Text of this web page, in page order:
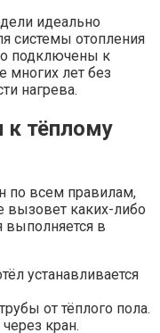
идеально
системы отопления
подключены к
многих лет без
нагрева.
к тёплому
по всем правилам,
вызовет каких-либо
выполняется в
устанавливается
от тёплого пола.
кран.